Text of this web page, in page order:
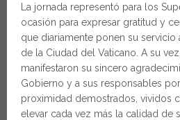
La jornada representó para los
ocasión para expresar gratitud y
que diariamente ponen su
de la Ciudad del Vaticano. A su
manifestaron su sincero
Gobierno y a sus responsables
proximidad demostrados, vividos
elevar cada vez más la calidad de